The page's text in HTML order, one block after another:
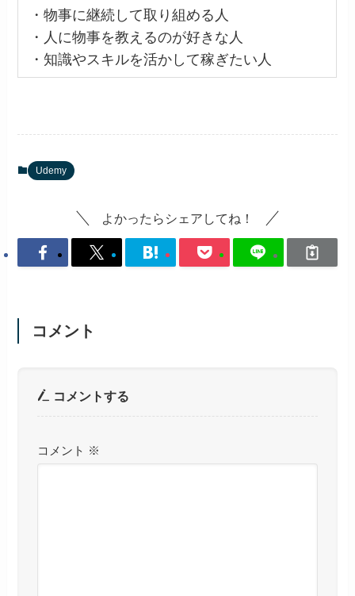
・物事に継続して取り組める人
・人に物事を教えるのが好きな人
・知識やスキルを活かして稼ぎたい人
Udemy
よかったらシェアしてね！
コメント
コメントする
コメント ※